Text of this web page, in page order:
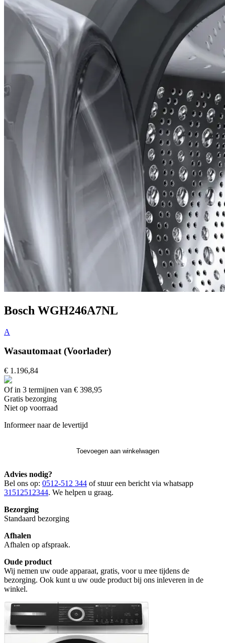
Bosch WGH246A7NL
A
Wasautomaat (Voorlader)
€ 1.196,84
Of in 3 termijnen van € 398,95
Gratis bezorging
Niet op voorraad
Informeer naar de levertijd
Toevoegen aan winkelwagen
Advies nodig?
Bel ons op: 0512-512 344 of stuur een bericht via whatsapp
31512512344. We helpen u graag.
Bezorging
Standaard bezorging
Afhalen
Afhalen op afspraak.
Oude product
Wij nemen uw oude apparaat, gratis, voor u mee tijdens de
bezorging. Ook kunt u uw oude product bij ons inleveren in de
winkel.